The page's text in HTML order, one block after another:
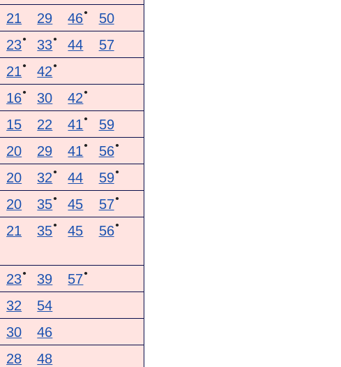
21 29 46● 50
23● 33● 44 57
21 ● 42 ●
16● 30 42 ●
15 22 41 ● 59
20 29 41 ● 56 ●
20 32 ● 44 59 ●
20 35● 45 57 ●
21 35● 45 56 ●
23● 39 57●
32 54
30 46
28 48